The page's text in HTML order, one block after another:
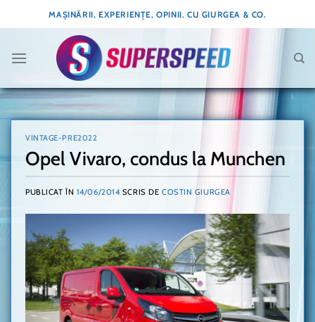
to
MAȘINĂRII, EXPERIENȚE, OPINII. CU GIURGEA & CO.
VINTAGE-PRE2022
Opel Vivaro, condus la Munchen
PUBLICAT ÎN 14/06/2014 SCRIS DE COSTIN GIURGEA